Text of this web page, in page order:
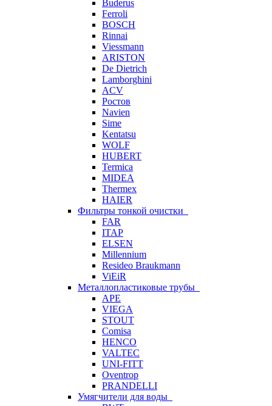
Buderus
Ferroli
BOSCH
Rinnai
Viessmann
ARISTON
De Dietrich
Lamborghini
ACV
Ростов
Navien
Sime
Kentatsu
WOLF
HUBERT
Termica
MIDEA
Thermex
HAIER
Фильтры тонкой очистки
FAR
ITAP
ELSEN
Millennium
Resideo Braukmann
ViEiR
Металлопластиковые трубы
APE
VIEGA
STOUT
Comisa
HENCO
VALTEC
UNI-FITT
Oventrop
PRANDELLI
Умягчители для воды